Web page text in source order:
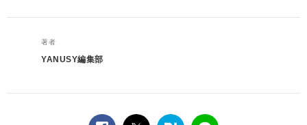
著者
YANUSY編集部